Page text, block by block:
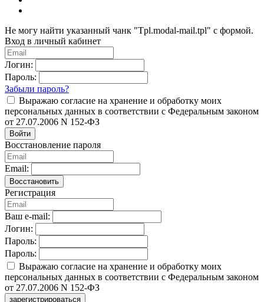
Не могу найти указанный чанк "Tpl.modal-mail.tpl" с формой.
Вход в личный кабинет
Логин:
Пароль:
Забыли пароль?
Выражаю согласие на хранение и обработку моих
персональных данных в соответствии с Федеральным законом
от 27.07.2006 N 152-ФЗ
Войти
Восстановление пароля
Email:
Восстановить
Регистрация
Ваш e-mail:
Логин:
Пароль:
Пароль:
Выражаю согласие на хранение и обработку моих
персональных данных в соответствии с Федеральным законом
от 27.07.2006 N 152-ФЗ
зарегистрироваться